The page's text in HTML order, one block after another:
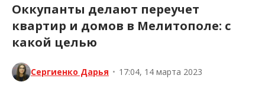
Оккупанты делают переучет
квартир и домов в Мелитополе: с
какой целью
Сергиенко Дарья • 17:04, 14 марта 2023